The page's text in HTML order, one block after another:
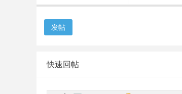
发帖
快速回帖